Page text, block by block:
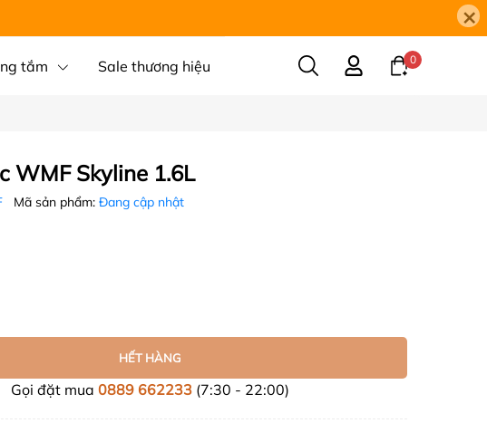
×
tắm Sale thương hiệu 0
WMF Skyline 1.6L
Mã sản phẩm: Đang cập nhật
HẾT HÀNG
Gọi đặt mua 0889 662233(7:30 - 22:00)